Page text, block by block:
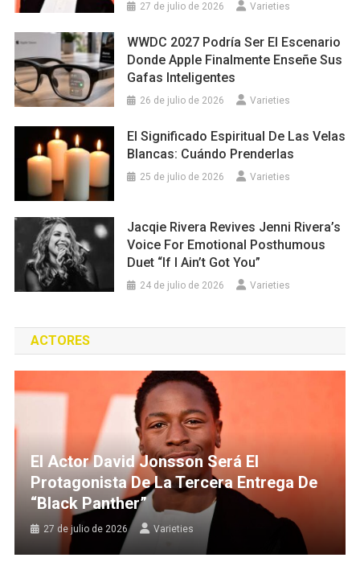
27 de julio de 2026 Varieties
WWDC 2027 Podría Ser El Escenario
Donde Apple Finalmente Enseñe Sus
Gafas Inteligentes
26 de julio de 2026 Varieties
El Significado Espiritual De Las Velas
Blancas: Cuándo Prenderlas
25 de julio de 2026 Varieties
Jacqie Rivera Revives Jenni Rivera’s
Voice For Emotional Posthumous
Duet “If I Ain’t Got You”
24 de julio de 2026 Varieties
ACTORES
El Actor David Jonsson Será El
Protagonista De La Tercera Entrega De
“Black Panther”
27 de julio de 2026 Varieties